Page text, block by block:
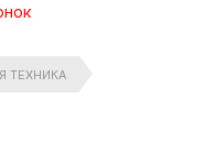
ТЕХНИКА